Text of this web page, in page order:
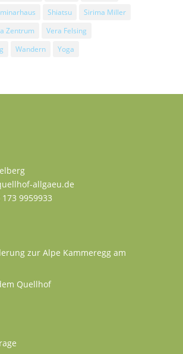
Shiatsu
Sirima Miller
Zentrum
Vera Felsing
Wandern Yoga
allgaeu.de
9959933
zur Alpe Kammeregg am
Quellhof